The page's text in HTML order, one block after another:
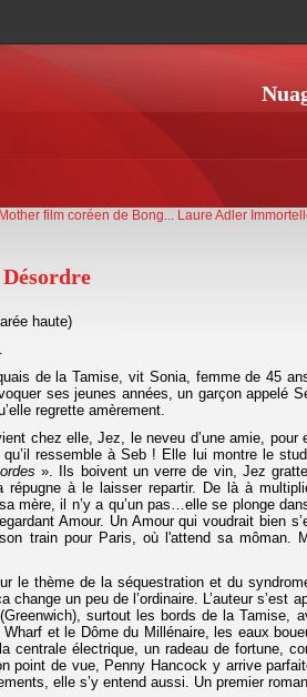
film coréen de Bong... Laure Adler
haute)
de la Tamise, vit Sonia, femme de 45
ses jeunes années, un garçon appelé
regrette amèrement.
chez elle, Jez, le neveu d’une amie, pour
ressemble à Seb ! Elle lui montre le
». Ils boivent un verre de vin, Jez
répugne à le laisser repartir. De là à
mère, il n’y a qu’un pas…elle se plonge
Amour. Un Amour qui voudrait bien
train pour Paris, où l'attend sa môman.
le thème de la séquestration et du
change un peu de l’ordinaire. L’auteur s’est
surtout les bords de la Tamise,
et le Dôme du Millénaire, les eaux
centrale électrique, un radeau de fortune,
point de vue, Penny Hancock y arrive
elle s’y entend aussi. Un premier